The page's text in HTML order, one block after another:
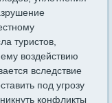
туристов,
воздействию
вследствие
под угрозу
конфликты